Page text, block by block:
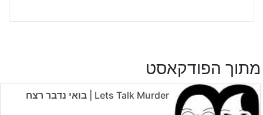
מתוך הפודקאסט
Lets Talk Murder | בואי נדבר רצח